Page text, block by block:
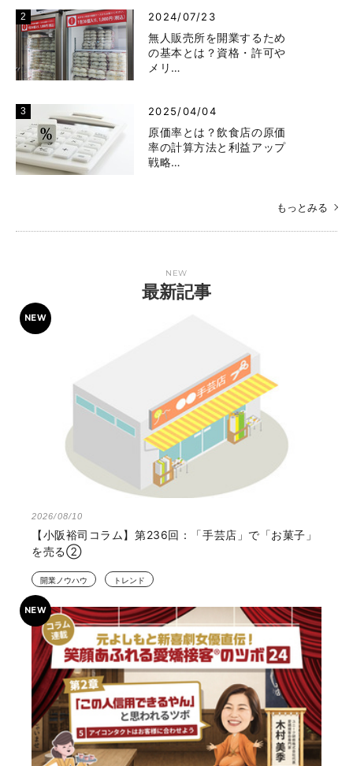
2024/07/23
無人販売所を開業するため
の基本とは？資格・許可や
メリ…
2025/04/04
原価率とは？飲食店の原価
率の計算方法と利益アップ
戦略…
もっとみる
NEW
最新記事
2026/08/10
【小阪裕司コラム】第236回：「手芸店」で「お菓子」
を売る②
開業ノウハウ トレンド